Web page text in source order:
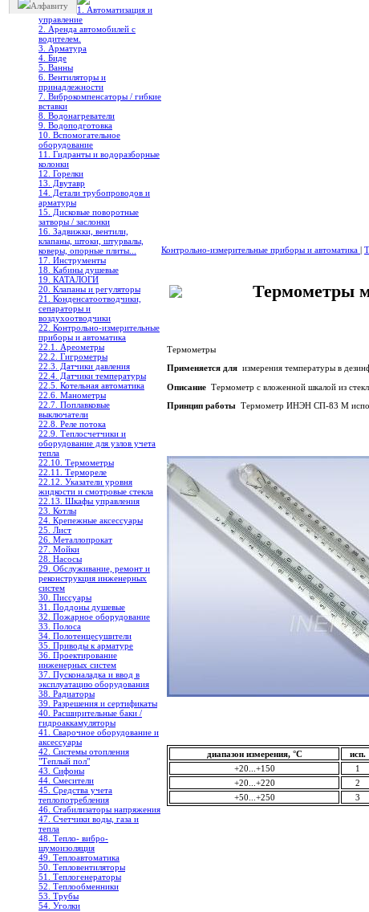
Алфавиту
1. Автоматизация и
управление
2. Аренда автомобилей с
водителем.
3. Арматура
4. Биде
5. Ванны
6. Вентиляторы и
принадлежности
7. Виброкомпенсаторы / гибкие
вставки
8. Водонагреватели
9. Водоподготовка
10. Вспомогательное
оборудование
11. Гидранты и водоразборные
колонки
12. Горелки
13. Двутавр
14. Детали трубопроводов и
арматуры
15. Дисковые поворотные
затворы / заслонки
16. Задвижки, вентили,
клапаны, штоки, штурвалы,
коверы, опорные плиты...
17. Инструменты
18. Кабины душевые
19. КАТАЛОГИ
20. Клапаны и регуляторы
21. Конденсатоотводчики,
сепараторы и
воздухоотводчики
22. Контрольно-измерительные
приборы и автоматика
22.1. Ареометры
22.2. Гигрометры
22.3. Датчики давления
22.4. Датчики температуры
22.5. Котельная автоматика
22.6. Манометры
22.7. Поплавковые
выключатели
22.8. Реле потока
22.9. Теплосчетчики и
оборудование для узлов учета
тепла
22.10. Термометры
22.11. Термореле
22.12. Указатели уровня
жидкости и смотровые стекла
22.13. Шкафы управления
23. Котлы
24. Крепежные аксессуары
25. Лист
26. Металлопрокат
27. Мойки
28. Насосы
29. Обслуживание, ремонт и
реконструкция инженерных
систем
30. Писсуары
31. Поддоны душевые
32. Пожарное оборудование
33. Полоса
34. Полотенцесушители
35. Приводы к арматуре
36. Проектирование
инженерных систем
37. Пусконаладка и ввод в
эксплуатацию оборудования
38. Радиаторы
39. Разрешения и сертификаты
40. Расширительные баки /
гидроаккамуляторы
41. Сварочное оборудование и
аксессуары
42. Системы отопления
"Теплый пол"
43. Сифоны
44. Смесители
45. Средства учета
теплопотребления
46. Стабилизаторы напряжения
47. Счетчики воды, газа и
тепла
48. Тепло- вибро-
шумоизоляция
49. Теплоавтоматика
50. Тепловентиляторы
51. Теплогенераторы
52. Теплообменники
53. Трубы
54. Уголки
Контрольно-измерительные приборы и автоматика |
Термометры
Термометры
Применяется для измерения температуры в
Описание Термометр с вложенной шкалой из
Принцип работы Термометр ИНЭН СП-83 М
диапазон измерения, °С исп.
+20...+150
1
+20...+220
2
+50...+250
3